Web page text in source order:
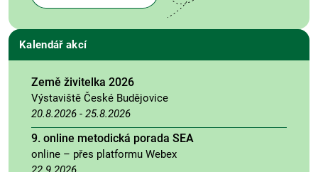
Kalendář akcí
Země živitelka 2026
Výstaviště České Budějovice
20.8.2026 - 25.8.2026
9. online metodická porada SEA
online – přes platformu Webex